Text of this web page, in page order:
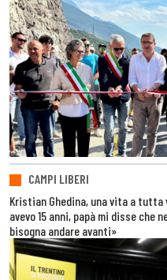
CAMPI LIBERI
Kristian Ghedina, una vita a tutta
avevo 15 anni, papà mi disse che
bisogna andare avanti»